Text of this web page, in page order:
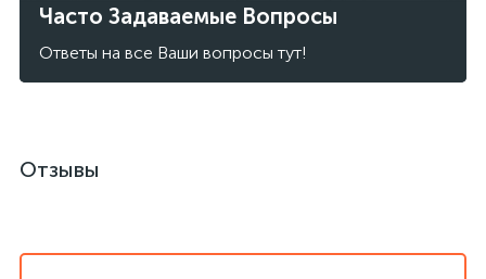
Часто Задаваемые Вопросы
Ответы на все Ваши вопросы тут!
Отзывы